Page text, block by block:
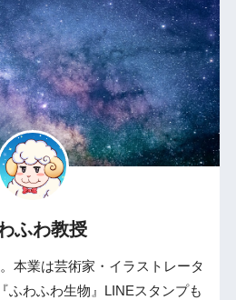
ふわ教授
本業は芸術家・イラストレータ
ふわふわ生物』LINEスタンプも